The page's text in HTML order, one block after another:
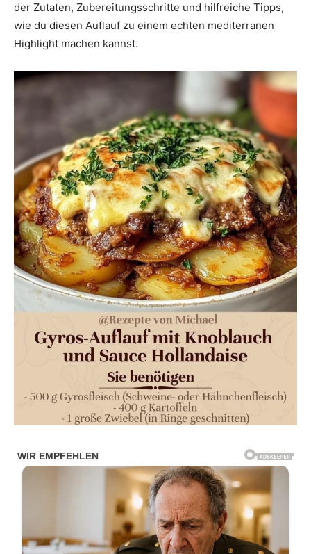
der Zutaten, Zubereitungsschritte und hilfreiche Tipps,
wie du diesen Auflauf zu einem echten mediterranen
Highlight machen kannst.